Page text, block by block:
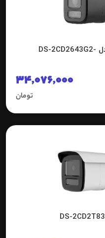
دوربین مداربسته هایک ویژن مدل DS-2CD2643G2-
34,076,000
تومان